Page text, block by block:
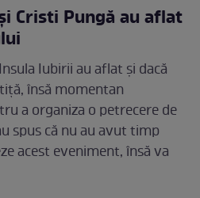
Cristi Pungă au aflat
Iubirii au aflat și dacă
însă momentan
a organiza o petrecere de
spus că nu au avut timp
acest eveniment, însă va